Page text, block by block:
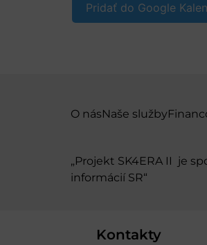
Pridať do Google
O násNaše služby
„Projekt SK4ERA II je
informácií SR“
Kontakty